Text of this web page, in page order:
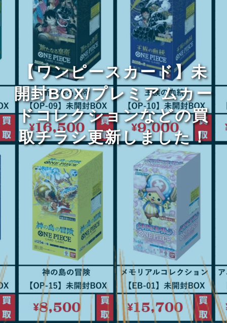
【ワンピースカード】未
開封BOX/プレミアムカー
ドコレクションなどの買
取チラシ更新しました！